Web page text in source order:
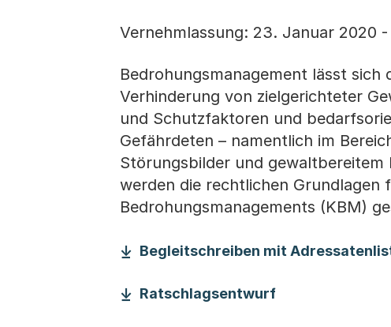
Vernehmlassung: 23. Januar 2020
Bedrohungsmanagement lässt sich
Verhinderung von zielgerichteter
und Schutzfaktoren und
Gefährdeten – namentlich im
Störungsbilder und gewaltbereitem
werden die rechtlichen Grundlagen
Bedrohungsmanagements (KBM)
Begleitschreiben mit
Ratschlagsentwurf(Startet einen